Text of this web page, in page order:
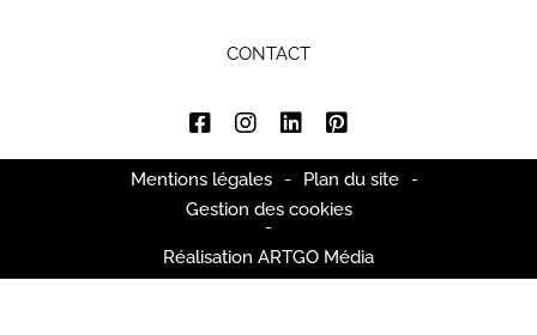
CONTACT
Mentions légales - Plan du site
-
Gestion des cookies
-
Réalisation ARTGO Média